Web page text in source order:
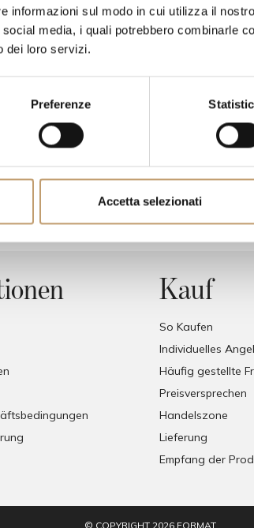
informazioni sul modo in cui utilizza il
media, i quali potrebbero combinarle
dei loro servizi.
Preferenze
Accetta selezionati
%
auf Anfrage
-10 %
Preis auf
Kauf
So Kaufen
Individuelles
Häufig gestellte
Preisversprechen
Handelszone
Lieferung
Empfang der
© COPYRIGHT 2026 FORMAT